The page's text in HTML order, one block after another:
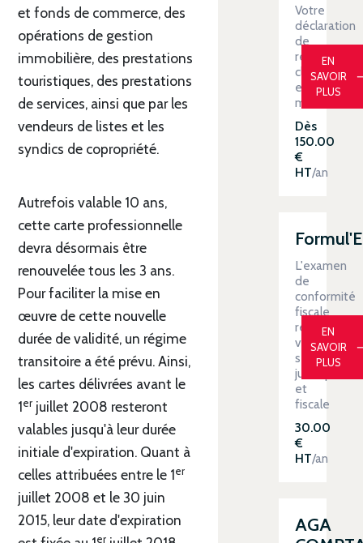
et fonds de commerce, des
opérations de gestion
immobilière, des prestations
touristiques, des prestations
de services, ainsi que par les
vendeurs de listes et les
syndics de copropriété.
Autrefois valable 10 ans,
cette carte professionnelle
devra désormais être
renouvelée tous les 3 ans.
Pour faciliter la mise en
œuvre de cette nouvelle
durée de validité, un régime
transitoire a été prévu. Ainsi,
les cartes délivrées avant le
1er juillet 2008 resteront
valables jusqu'à leur durée
initiale d'expiration. Quant à
celles attribuées entre le 1er
juillet 2008 et le 30 juin
2015, leur date d'expiration
er
Votre
déclaration
de
revenus
clé
en
main
Dès
150.00
€
HT/an
EN
SAVOIR
PLUS
L'examen
de
conformité
fiscale
renforce
votre
sécurité
juridique
et
fiscale
30.00
€
HT/an
EN
SAVOIR
PLUS
AGA